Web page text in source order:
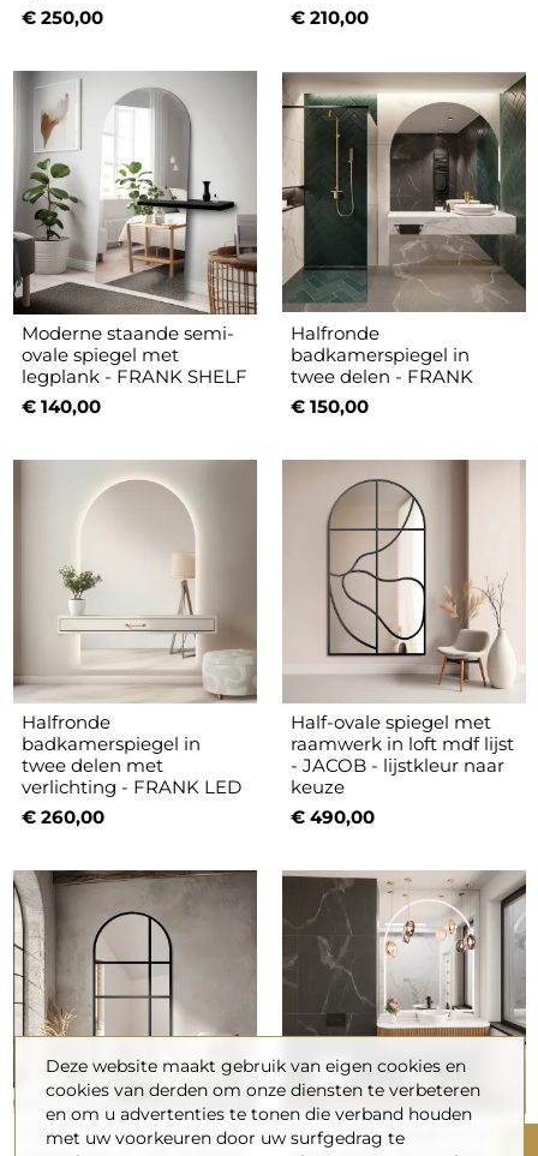
€ 250,00
€ 210,00
Moderne staande semi-
ovale spiegel met
legplank - FRANK SHELF
€ 140,00
Halfronde
badkamerspiegel in
twee delen - FRANK
€ 150,00
Halfronde
badkamerspiegel in
twee delen met
verlichting - FRANK LED
€ 260,00
Half-ovale spiegel met
raamwerk in loft mdf lijst
- JACOB - lijstkleur naar
keuze
€ 490,00
Half-ovale spiegel met
Badkamerspiegel met
Deze website maakt gebruik van eigen cookies en
cookies van derden om onze diensten te verbeteren
en om u advertenties te tonen die verband houden
met uw voorkeuren door uw surfgedrag te